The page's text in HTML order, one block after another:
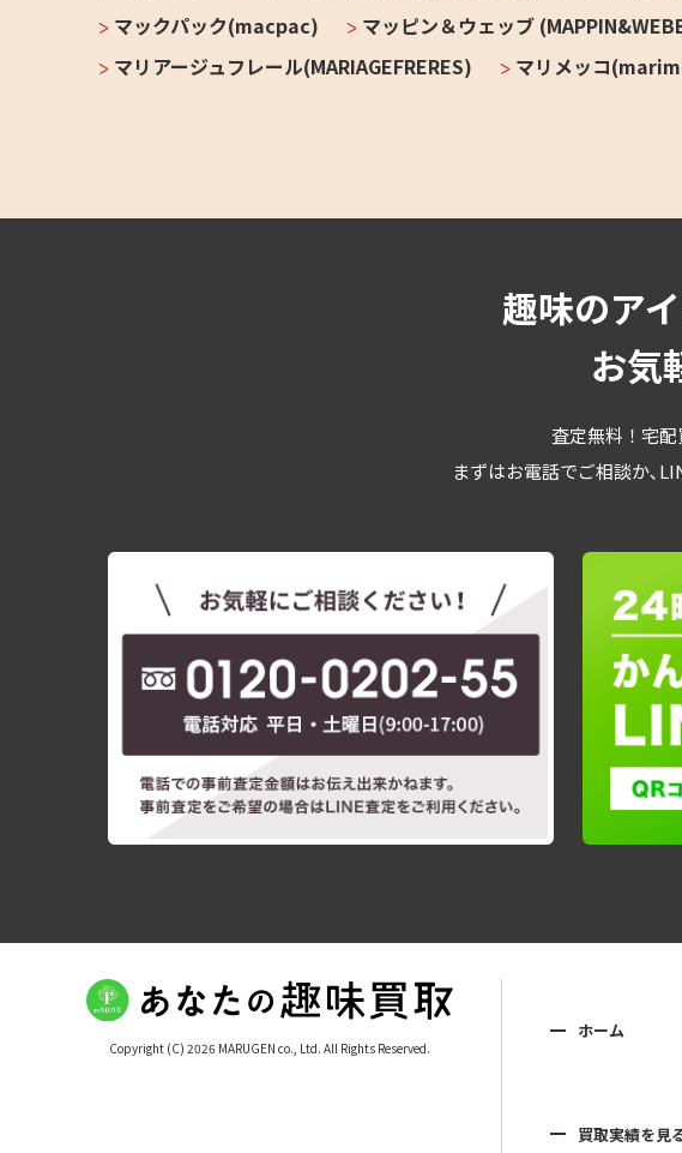
マックパック(macpac)
マッピン＆ウェッブ
マリアージュフレール(MARIAGEFRERES)
マリメッコ
趣味のア
お気
査定無料！宅
まずはお電話でご相談か､
Copyright (C) 2026 MARUGEN co., Ltd. All Rights Reserved.
ホーム
買取実績を見